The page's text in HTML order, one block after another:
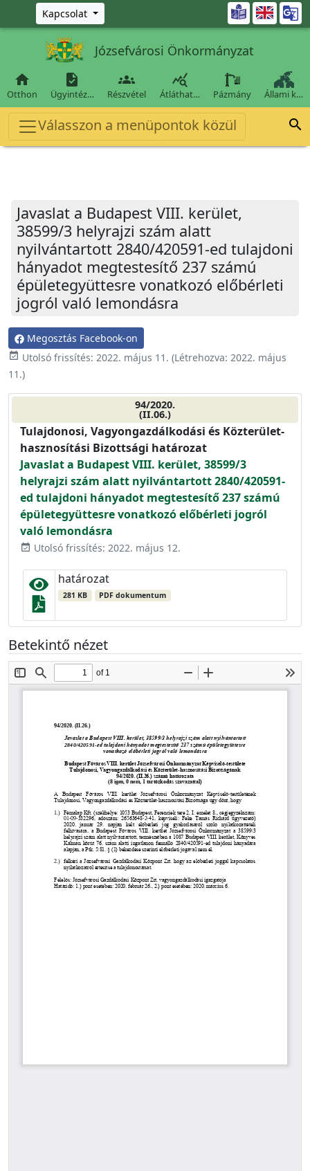
Ugrás a fő tartalomra
Kapcsolat 
Józsefvárosi Önkormányzat

Otthon

Ügyintéz…

Részvétel

Átláthat… Pázmány Állami k…
Válasszon a menüpontok közül 
Javaslat a Budapest VIII. kerület,
38599/3 helyrajzi szám alatt
nyilvántartott 2840/420591-ed tulajdoni
hányadot megtestesítő 237 számú
épületegyüttesre vonatkozó előbérleti
jogról való lemondásra
Megosztás Facebook-on
event_available Utolsó frissítés: 2022. május 11. (Létrehozva: 2022. május
11.)
94/2020.
(II.06.)
Tulajdonosi, Vagyongazdálkodási és Közterület-
hasznosítási Bizottsági határozat
Javaslat a Budapest VIII. kerület, 38599/3
helyrajzi szám alatt nyilvántartott 2840/420591-
ed tulajdoni hányadot megtestesítő 237 számú
épületegyüttesre vonatkozó előbérleti jogról
való lemondásra
event_available Utolsó frissítés: 2022. május 12.
határozat
281 KB PDF dokumentum
Betekintő nézet